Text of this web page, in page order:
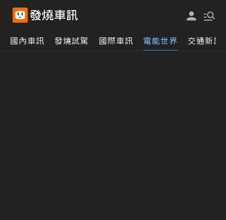
國內車訊 發燒試駕 國際車訊 電能世界 交通新訊